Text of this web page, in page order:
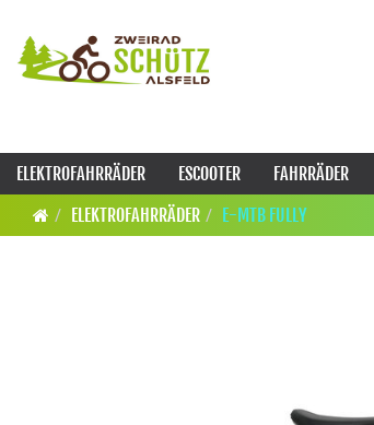
ELEKTROFAHRRÄDER ESCOOTER FAHRRÄDER
ELEKTROFAHRRÄDER
E-MTB FULLY